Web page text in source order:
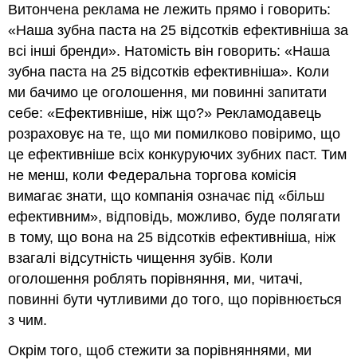
Витончена реклама не лежить прямо і говорить:
«Наша зубна паста на 25 відсотків ефективніша за
всі інші бренди». Натомість він говорить: «Наша
зубна паста на 25 відсотків ефективніша». Коли
ми бачимо це оголошення, ми повинні запитати
себе: «Ефективніше, ніж що?» Рекламодавець
розраховує на те, що ми помилково повіримо, що
це ефективніше всіх конкуруючих зубних паст. Тим
не менш, коли Федеральна торгова комісія
вимагає знати, що компанія означає під «більш
ефективним», відповідь, можливо, буде полягати
в тому, що вона на 25 відсотків ефективніша, ніж
взагалі відсутність чищення зубів. Коли
оголошення роблять порівняння, ми, читачі,
повинні бути чутливими до того, що порівнюється
з чим.
Окрім того, щоб стежити за порівняннями, ми